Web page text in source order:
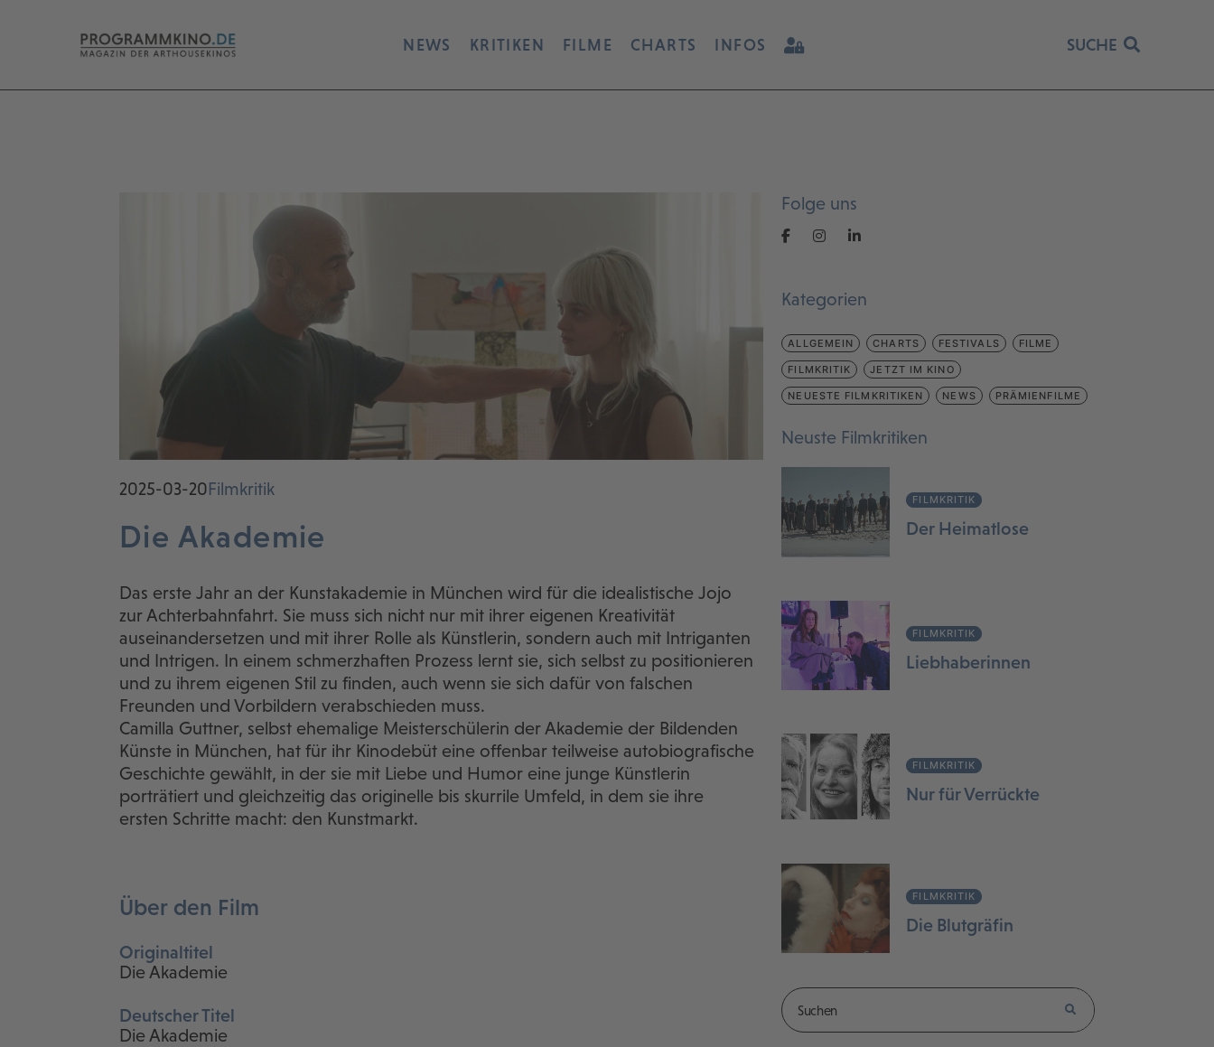
NEWS KRITIKEN FILME CHARTS INFOS SUCHE
2025-03-20Filmkritik
Die Akademie
Das erste Jahr an der Kunstakademie in München wird für die idealistische Jojo
zur Achterbahnfahrt. Sie muss sich nicht nur mit ihrer eigenen Kreativität
auseinandersetzen und mit ihrer Rolle als Künstlerin, sondern auch mit Intriganten
und Intrigen. In einem schmerzhaften Prozess lernt sie, sich selbst zu positionieren
und zu ihrem eigenen Stil zu finden, auch wenn sie sich dafür von falschen
Freunden und Vorbildern verabschieden muss.
Camilla Guttner, selbst ehemalige Meisterschülerin der Akademie der Bildenden
Künste in München, hat für ihr Kinodebüt eine offenbar teilweise autobiografische
Geschichte gewählt, in der sie mit Liebe und Humor eine junge Künstlerin
porträtiert und gleichzeitig das originelle bis skurrile Umfeld, in dem sie ihre
ersten Schritte macht: den Kunstmarkt.
Über den Film
Originaltitel
Die Akademie
Deutscher Titel
Die Akademie
Folge uns
Kategorien
ALLGEMEIN CHARTS FESTIVALS FILME
FILMKRITIK JETZT IM KINO
NEUESTE FILMKRITIKEN NEWS PRÄMIENFILME
Neuste Filmkritiken
FILMKRITIK
Der Heimatlose
FILMKRITIK
Liebhaberinnen
FILMKRITIK
Nur für Verrückte
FILMKRITIK
Die Blutgräfin